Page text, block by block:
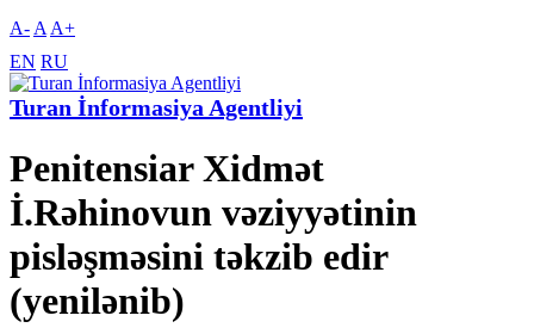
A- A A+
EN RU
Turan İnformasiya Agentliyi
Penitensiar Xidmət
İ.Rəhinovun vəziyyətinin
pisləşməsini təkzib edir
(yenilənib)